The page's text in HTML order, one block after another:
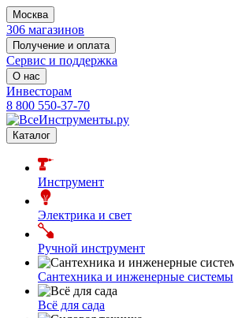
Москва
306 магазинов
Получение и оплата
Сервис и поддержка
О нас
Инвесторам
8 800 550-37-70
Каталог
Инструмент
Электрика и свет
Ручной инструмент
Сантехника и инженерные системы
Всё для сада